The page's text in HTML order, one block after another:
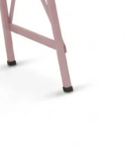
HOME